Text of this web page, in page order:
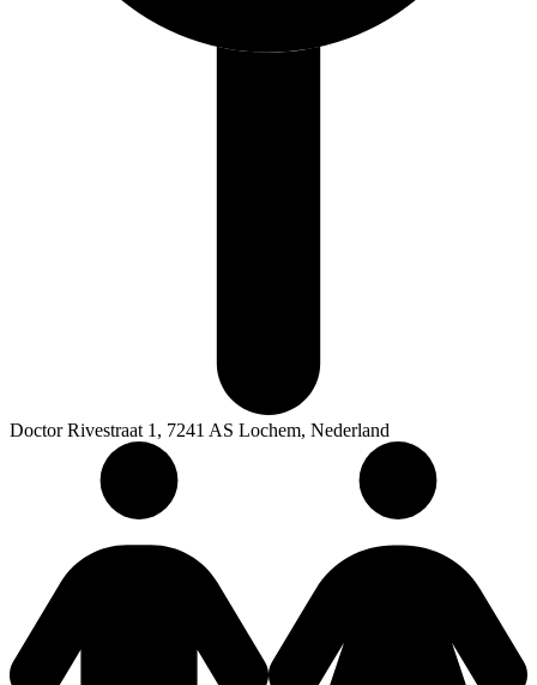
Doctor Rivestraat 1, 7241 AS Lochem, Nederland